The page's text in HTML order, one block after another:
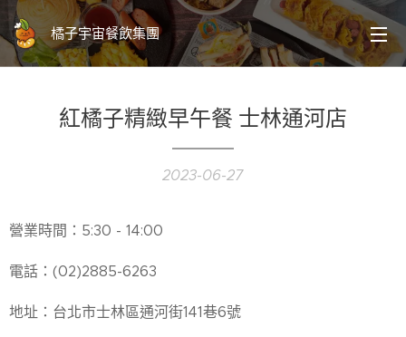
橘子宇宙餐飲集團
紅橘子精緻早午餐 士林通河店
2023-06-27
營業時間：5:30 - 14:00
電話：(02)2885-6263
地址：台北市士林區通河街141巷6號